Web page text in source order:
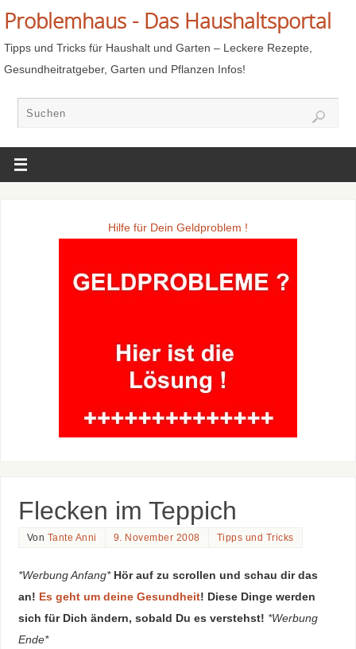
Problemhaus - Das Haushaltsportal
Tipps und Tricks für Haushalt und Garten – Leckere Rezepte,
Gesundheitratgeber, Garten und Pflanzen Infos!
Hilfe für Dein Geldproblem !
Flecken im Teppich
Von Tante Anni 9. November 2008 Tipps und Tricks
*Werbung Anfang* Hör auf zu scrollen und schau dir das
an! Es geht um deine Gesundheit! Diese Dinge werden
sich für Dich ändern, sobald Du es verstehst! *Werbung
Ende*